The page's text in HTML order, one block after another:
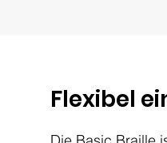
Flexibel